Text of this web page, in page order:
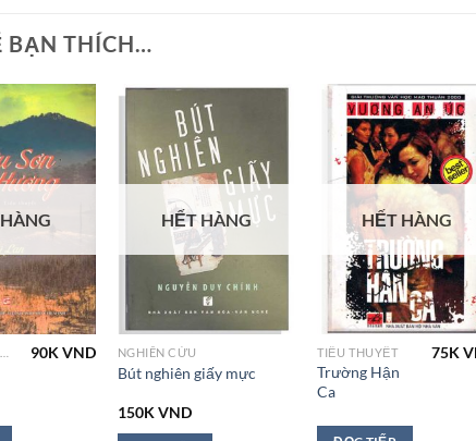
BẠN THÍCH…
90KVND
HẾT HÀNG
NGHIÊN CỨU
Bút nghiên giấy mực
150KVND
HẾT HÀNG
TIỂU THUYẾT
Trường Hận
Ca
75K